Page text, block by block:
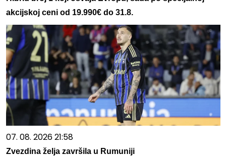
akcijskoj ceni od 19.990€ do 31.8.
07. 08. 2026 21:58
Zvezdina želja završila u Rumuniji